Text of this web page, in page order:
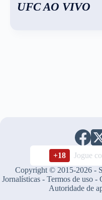
UFC AO VIVO
+18
Jogue
Copyright © 2015-2026 -
Jornalísticas- Termos de uso-
Autoridade de